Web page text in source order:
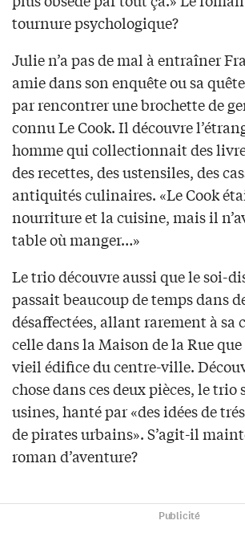
tournure psychologique?
Julie n’a pas de mal à entraîner
amie dans son enquête ou sa
par rencontrer une brochette de
connu Le Cook. Il découvre
homme qui collectionnait des
des recettes, des ustensiles, des
antiquités culinaires. «Le Cook
nourriture et la cuisine, mais il
table où manger…»
Le trio découvre aussi que le soi-
passait beaucoup de temps dans
désaffectées, allant rarement à sa
celle dans la Maison de la Rue
vieil édifice du centre-ville.
chose dans ces deux pièces, le trio
usines, hanté par «des idées de
de pirates urbains». S’agit-il
roman d’aventure?
Publicité